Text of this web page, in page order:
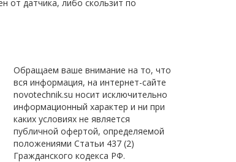
от датчика, либо скользит по
Обращаем ваше внимание на то, что
вся информация, на интернет-сайте
novotechnik.su носит исключительно
информационный характер и ни при
каких условиях не является
публичной офертой, определяемой
положениями Статьи 437 (2)
Гражданского кодекса РФ.